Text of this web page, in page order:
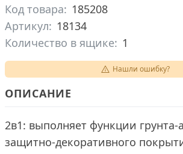
Код товара: 185208
Артикул: 18134
Количество в ящике: 1
Нашли ошибку?
ОПИСАНИЕ
2в1: выполняет функции грунта-
защитно-декоративного